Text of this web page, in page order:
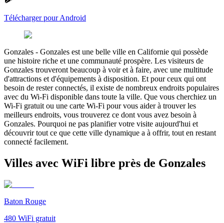
Télécharger pour Android
Gonzales - Gonzales est une belle ville en Californie qui possède
une histoire riche et une communauté prospère. Les visiteurs de
Gonzales trouveront beaucoup à voir et à faire, avec une multitude
d'attractions et d'équipements à disposition. Et pour ceux qui ont
besoin de rester connectés, il existe de nombreux endroits populaires
avec du Wi-Fi disponible dans toute la ville. Que vous cherchiez un
Wi-Fi gratuit ou une carte Wi-Fi pour vous aider à trouver les
meilleurs endroits, vous trouverez ce dont vous avez besoin à
Gonzales. Pourquoi ne pas planifier votre visite aujourd'hui et
découvrir tout ce que cette ville dynamique a à offrir, tout en restant
connecté facilement.
Villes avec WiFi libre près de Gonzales
Baton Rouge
480 WiFi gratuit